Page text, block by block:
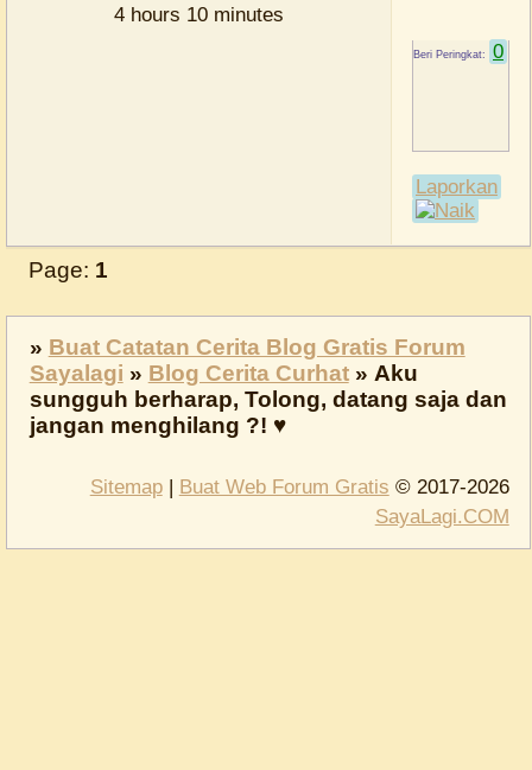
4 hours 10 minutes
0
Laporkan
Page: 1
» Buat Catatan Cerita Blog Gratis Forum
Sayalagi » Blog Cerita Curhat » Aku
sungguh berharap, Tolong, datang saja dan
jangan menghilang ?! ♥
Sitemap| Buat Web Forum Gratis © 2017-2026
SayaLagi.COM